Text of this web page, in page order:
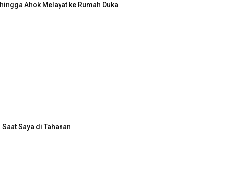
Ahok Melayat ke Rumah Duka
Saya di Tahanan